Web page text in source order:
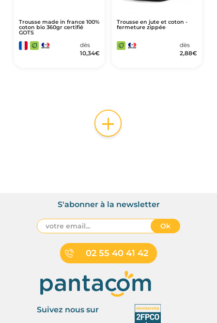
Trousse made in france 100%
coton bio 360gr certifié
GOTS
dès
10,34€
Trousse en jute et coton -
fermeture zippée
dès
2,88€
+
02 55 40 41 42
S'abonner à la newsletter
Ok
Suivez nous sur